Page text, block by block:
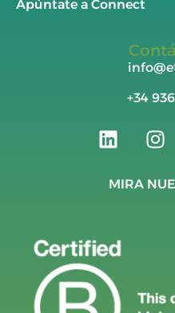
Apúntate a Connect
+34
MIRA